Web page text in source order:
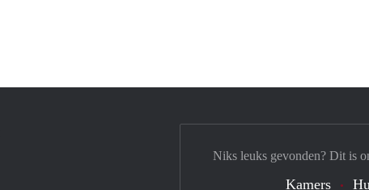
Niks leuks gevonden? Dit is
Kamers